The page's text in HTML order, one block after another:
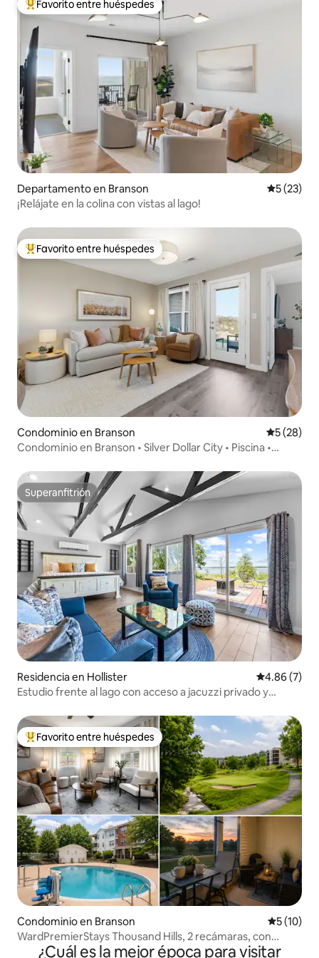
De los mejores en Favorito entre huéspedes
Favorito entre huéspedes
Departamento en Branson
5 (23)
¡Relájate en la colina con vistas al lago!
De los mejores en Favorito entre huéspedes
Favorito entre huéspedes
Condominio en Branson
5 (28)
Condominio en Branson • Silver Dollar City • Piscina •
Superanfitrión
Superanfitrión
Residencia en Hollister Calificación
4.86 (7)
Estudio frente al lago con acceso a jacuzzi privado y
De los mejores en Favorito entre huéspedes
Favorito entre huéspedes
Condominio en Branson
5 (10)
WardPremierStays Thousand Hills, 2 recámaras, con
piscina/vista al campo de golf
¿Cuál es la mejor época para visitar